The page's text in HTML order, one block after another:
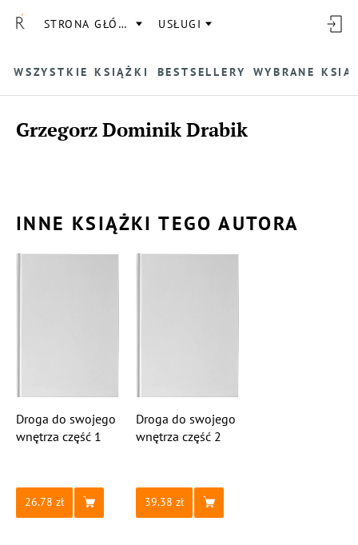
STRONA GŁÓWNA USŁUGI
WSZYSTKIE KSIĄŻKI BESTSELLERY WYBRANE
Grzegorz Dominik Drabik
INNE KSIĄŻKI TEGO AUTORA
Droga do swojego
wnętrza część 1
26.78
Droga do swojego
wnętrza część 2
39.38